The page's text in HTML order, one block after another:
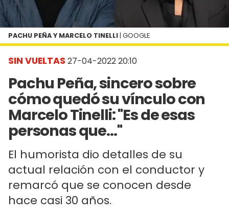
SIN VUELTAS 27-04-2022 20:10
Pachu Peña, sincero sobre
cómo quedó su vínculo con
Marcelo Tinelli: "Es de esas
personas que..."
El humorista dio detalles de su
actual relación con el conductor y
remarcó que se conocen desde
hace casi 30 años.
PACHU PEÑA Y MARCELO TINELLI | GOOGLE